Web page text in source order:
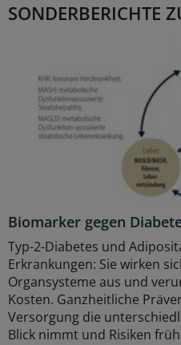
SONDERBERICHTE
Biomarker gegen
Typ-2-Diabetes und
Erkrankungen: Sie wirken
Organsysteme aus und
Kosten. Ganzheitliche
Versorgung die
Blick nimmt und Risiken